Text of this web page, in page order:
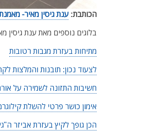
הכותבת: ענת גיסין מאיר-
בלוגים נוספים מאת ענת גיסין
מתיחות בעזרת מגבות רטובות
לצעוד נכון: תובנות והמלצות
חשיבות התזונה לשמירה על
אימון כושר פרטי להשלת
הכן גופך לקיץ בעזרת אביזר